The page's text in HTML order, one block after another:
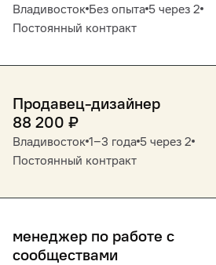
Владивосток Без опыта 5 через 2
Постоянный контракт
Продавец-дизайнер
88 200 ₽
Владивосток 1‒3 года 5 через 2
Постоянный контракт
менеджер по работе с
сообществами